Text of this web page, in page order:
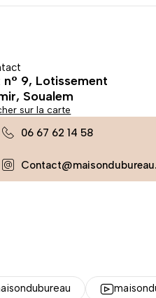
n° 9, Lotissement
Soualem
sur la carte
06 67 62 14 58